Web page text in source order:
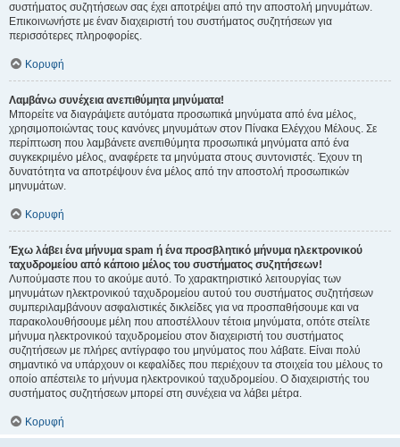
συστήματος συζητήσεων σας έχει αποτρέψει από την αποστολή μηνυμάτων.
Επικοινωνήστε με έναν διαχειριστή του συστήματος συζητήσεων για
περισσότερες πληροφορίες.
Κορυφή
Λαμβάνω συνέχεια ανεπιθύμητα μηνύματα!
Μπορείτε να διαγράψετε αυτόματα προσωπικά μηνύματα από ένα μέλος,
χρησιμοποιώντας τους κανόνες μηνυμάτων στον Πίνακα Ελέγχου Μέλους. Σε
περίπτωση που λαμβάνετε ανεπιθύμητα προσωπικά μηνύματα από ένα
συγκεκριμένο μέλος, αναφέρετε τα μηνύματα στους συντονιστές. Έχουν τη
δυνατότητα να αποτρέψουν ένα μέλος από την αποστολή προσωπικών
μηνυμάτων.
Κορυφή
Έχω λάβει ένα μήνυμα spam ή ένα προσβλητικό μήνυμα ηλεκτρονικού
ταχυδρομείου από κάποιο μέλος του συστήματος συζητήσεων!
Λυπούμαστε που το ακούμε αυτό. Το χαρακτηριστικό λειτουργίας των
μηνυμάτων ηλεκτρονικού ταχυδρομείου αυτού του συστήματος συζητήσεων
συμπεριλαμβάνουν ασφαλιστικές δικλείδες για να προσπαθήσουμε και να
παρακολουθήσουμε μέλη που αποστέλλουν τέτοια μηνύματα, οπότε στείλτε
μήνυμα ηλεκτρονικού ταχυδρομείου στον διαχειριστή του συστήματος
συζητήσεων με πλήρες αντίγραφο του μηνύματος που λάβατε. Είναι πολύ
σημαντικό να υπάρχουν οι κεφαλίδες που περιέχουν τα στοιχεία του μέλους το
οποίο απέστειλε το μήνυμα ηλεκτρονικού ταχυδρομείου. Ο διαχειριστής του
συστήματος συζητήσεων μπορεί στη συνέχεια να λάβει μέτρα.
Κορυφή